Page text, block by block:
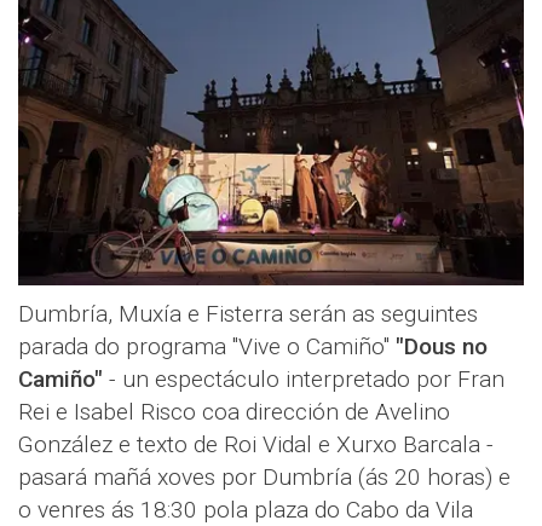
Dumbría, Muxía e Fisterra serán as seguintes
parada do programa "Vive o Camiño" "Dous no
Camiño" - un espectáculo interpretado por Fran
Rei e Isabel Risco coa dirección de Avelino
González e texto de Roi Vidal e Xurxo Barcala -
pasará mañá xoves por Dumbría (ás 20 horas) e
o venres ás 18:30 pola plaza do Cabo da Vila